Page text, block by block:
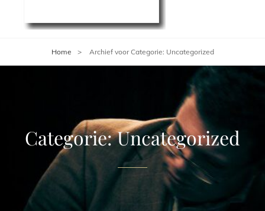
Home > Archief voorCategorie: Uncategorized
Categorie:Uncategorized